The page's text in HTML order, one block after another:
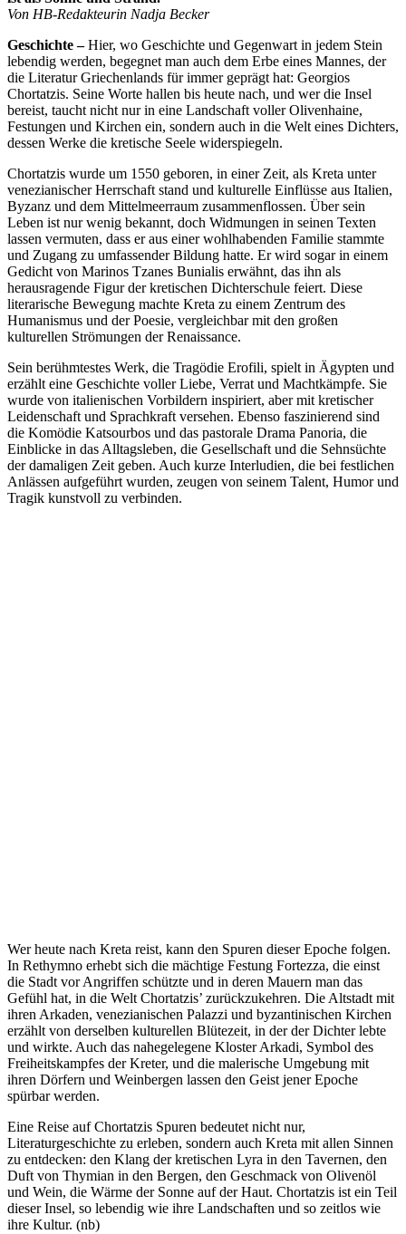
Von HB-Redakteurin Nadja Becker
Geschichte –Hier, wo Geschichte und Gegenwart in jedem Stein
lebendig werden, begegnet man auch dem Erbe eines Mannes, der
die Literatur Griechenlands für immer geprägt hat: Georgios
Chortatzis. Seine Worte hallen bis heute nach, und wer die Insel
bereist, taucht nicht nur in eine Landschaft voller Olivenhaine,
Festungen und Kirchen ein, sondern auch in die Welt eines Dichters,
dessen Werke die kretische Seele widerspiegeln.
Chortatzis wurde um 1550 geboren, in einer Zeit, als Kreta unter
venezianischer Herrschaft stand und kulturelle Einflüsse aus Italien,
Byzanz und dem Mittelmeerraum zusammenflossen. Über sein
Leben ist nur wenig bekannt, doch Widmungen in seinen Texten
lassen vermuten, dass er aus einer wohlhabenden Familie stammte
und Zugang zu umfassender Bildung hatte. Er wird sogar in einem
Gedicht von Marinos Tzanes Bunialis erwähnt, das ihn als
herausragende Figur der kretischen Dichterschule feiert. Diese
literarische Bewegung machte Kreta zu einem Zentrum des
Humanismus und der Poesie, vergleichbar mit den großen
kulturellen Strömungen der Renaissance.
Sein berühmtestes Werk, die Tragödie Erofili, spielt in Ägypten und
erzählt eine Geschichte voller Liebe, Verrat und Machtkämpfe. Sie
wurde von italienischen Vorbildern inspiriert, aber mit kretischer
Leidenschaft und Sprachkraft versehen. Ebenso faszinierend sind
die Komödie Katsourbos und das pastorale Drama Panoria, die
Einblicke in das Alltagsleben, die Gesellschaft und die Sehnsüchte
der damaligen Zeit geben. Auch kurze Interludien, die bei festlichen
Anlässen aufgeführt wurden, zeugen von seinem Talent, Humor und
Tragik kunstvoll zu verbinden.
Wer heute nach Kreta reist, kann den Spuren dieser Epoche folgen.
In Rethymno erhebt sich die mächtige Festung Fortezza, die einst
die Stadt vor Angriffen schützte und in deren Mauern man das
Gefühl hat, in die Welt Chortatzis’ zurückzukehren. Die Altstadt mit
ihren Arkaden, venezianischen Palazzi und byzantinischen Kirchen
erzählt von derselben kulturellen Blütezeit, in der der Dichter lebte
und wirkte. Auch das nahegelegene Kloster Arkadi, Symbol des
Freiheitskampfes der Kreter, und die malerische Umgebung mit
ihren Dörfern und Weinbergen lassen den Geist jener Epoche
spürbar werden.
Eine Reise auf Chortatzis Spuren bedeutet nicht nur,
Literaturgeschichte zu erleben, sondern auch Kreta mit allen Sinnen
zu entdecken: den Klang der kretischen Lyra in den Tavernen, den
Duft von Thymian in den Bergen, den Geschmack von Olivenöl
und Wein, die Wärme der Sonne auf der Haut. Chortatzis ist ein Teil
dieser Insel, so lebendig wie ihre Landschaften und so zeitlos wie
ihre Kultur. (nb)